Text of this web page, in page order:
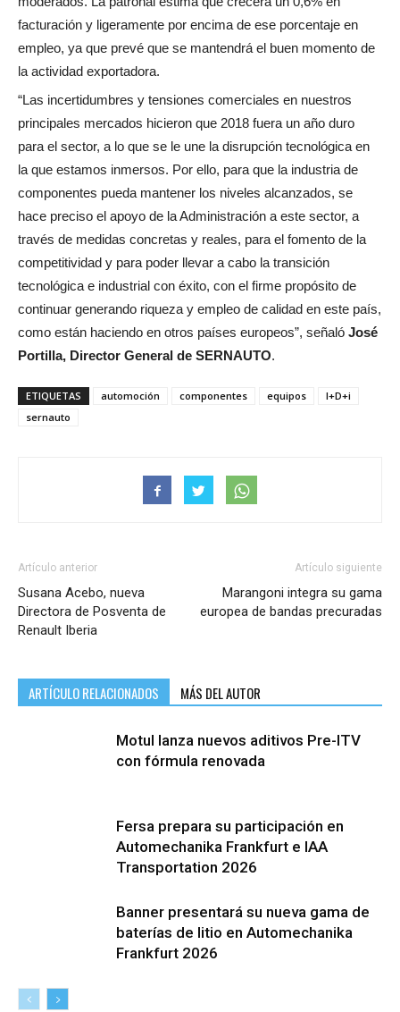
facturación y ligeramente por encima de ese porcentaje en
empleo, ya que prevé que se mantendrá el buen momento de
la actividad exportadora.
“Las incertidumbres y tensiones comerciales en nuestros
principales mercados hicieron que 2018 fuera un año duro
para el sector, a lo que se le une la disrupción tecnológica en
la que estamos inmersos. Por ello, para que la industria de
componentes pueda mantener los niveles alcanzados, se
hace preciso el apoyo de la Administración a este sector, a
través de medidas concretas y reales, para el fomento de la
competitividad y para poder llevar a cabo la transición
tecnológica e industrial con éxito, con el firme propósito de
continuar generando riqueza y empleo de calidad en este país,
como están haciendo en otros países europeos”, señaló José
Portilla, Director General de SERNAUTO.
ETIQUETAS automoción componentes equipos
I+D+i
sernauto
Artículo anterior
Susana Acebo, nueva
Directora de Posventa de
Renault Iberia
Artículo siguiente
Marangoni integra su gama
europea de bandas precuradas
ARTÍCULO RELACIONADOS MÁS DEL AUTOR
Motul lanza nuevos aditivos Pre-ITV
con fórmula renovada
Fersa prepara su participación en
Automechanika Frankfurt e IAA
Transportation 2026
Banner presentará su nueva gama de
baterías de litio en Automechanika
Frankfurt 2026